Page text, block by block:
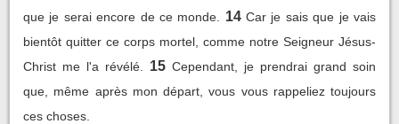
que je serai encore de ce monde.
14 Car je sais que je vais
bientôt quitter ce corps mortel, comme notre Seigneur Jésus-
Christ me l'a révélé.
15 Cependant, je prendrai grand soin
que, même après mon départ, vous vous rappeliez toujours
ces choses.